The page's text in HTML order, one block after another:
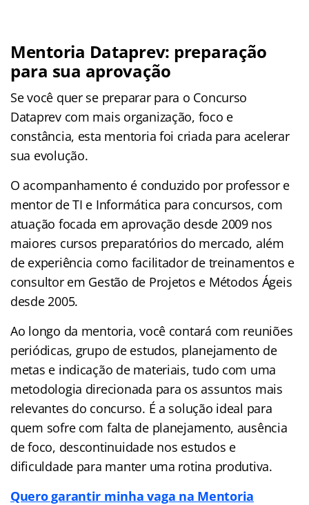
Mentoria Dataprev: preparação
para sua aprovação
Se você quer se preparar para o Concurso
Dataprev com mais organização, foco e
constância, esta mentoria foi criada para acelerar
sua evolução.
O acompanhamento é conduzido por professor e
mentor de TI e Informática para concursos, com
atuação focada em aprovação desde 2009 nos
maiores cursos preparatórios do mercado, além
de experiência como facilitador de treinamentos e
consultor em Gestão de Projetos e Métodos Ágeis
desde 2005.
Ao longo da mentoria, você contará com reuniões
periódicas, grupo de estudos, planejamento de
metas e indicação de materiais, tudo com uma
metodologia direcionada para os assuntos mais
relevantes do concurso. É a solução ideal para
quem sofre com falta de planejamento, ausência
de foco, descontinuidade nos estudos e
dificuldade para manter uma rotina produtiva.
Quero garantir minha vaga na Mentoria